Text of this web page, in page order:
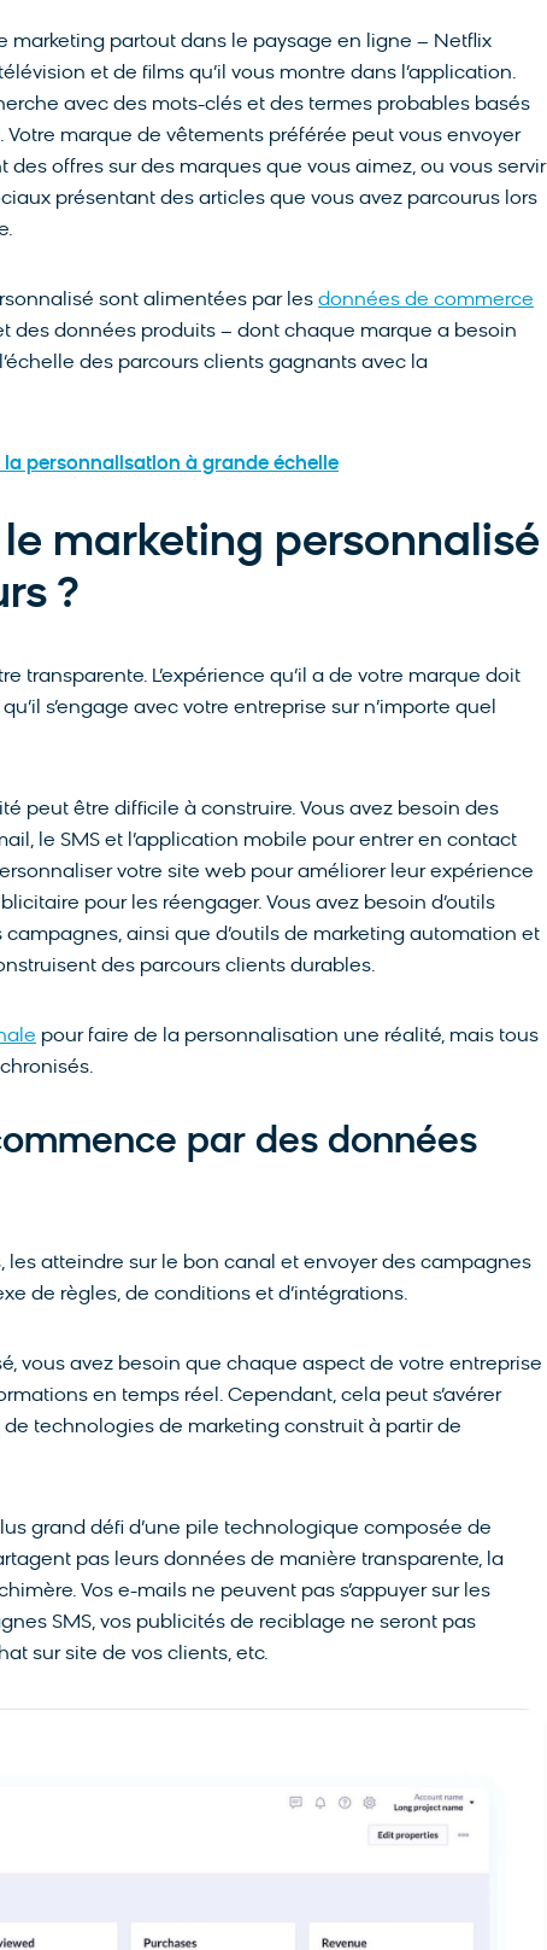
marketing partout dans le paysage en ligne – Netflix
et de films qu’il vous montre dans l’application.
avec des mots-clés et des termes probables basés
Votre marque de vêtements préférée peut vous envoyer
offres sur des marques que vous aimez, ou vous servir
présentant des articles que vous avez parcourus lors
sont alimentées par les données de commerce
des données produits – dont chaque marque a besoin
des parcours clients gagnants avec la
personnalisation à grande échelle
marketing personnalisé
?
transparente. L’expérience qu’il a de votre marque doit
s’engage avec votre entreprise sur n’importe quel
peut être difficile à construire. Vous avez besoin des
le SMS et l’application mobile pour entrer en contact
votre site web pour améliorer leur expérience
pour les réengager. Vous avez besoin d’outils
ainsi que d’outils de marketing automation et
des parcours clients durables.
pour faire de la personnalisation une réalité, mais tous
par des données
atteindre sur le bon canal et envoyer des campagnes
de règles, de conditions et d’intégrations.
vous avez besoin que chaque aspect de votre entreprise
en temps réel. Cependant, cela peut s’avérer
technologies de marketing construit à partir de
grand défi d’une pile technologique composée de
pas leurs données de manière transparente, la
Vos e-mails ne peuvent pas s’appuyer sur les
SMS, vos publicités de reciblage ne seront pas
sur site de vos clients, etc.